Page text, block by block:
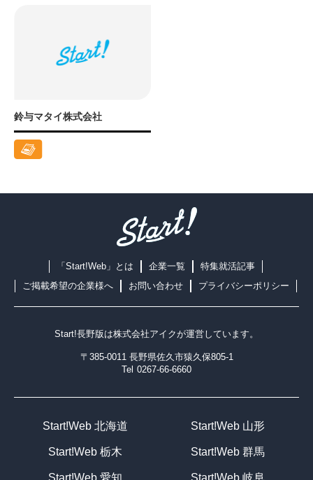
鈴与マタイ株式会社
「Start!Web」とは 企業一覧
特集就活記事
ご掲載希望の企業様へ
お問い合わせ プライバシーポリシー
Start!長野版は株式会社アイクが運営しています。
〒385-0011 長野県佐久市猿久保805-1
Tel 0267-66-6660
Start!Web 北海道 Start!Web 山形
Start!Web 栃木 Start!Web 群馬
Start!Web 愛知 Start!Web 岐阜